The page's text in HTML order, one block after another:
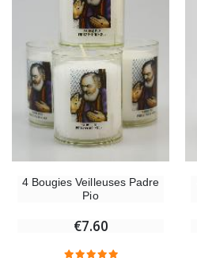
4 Bougies Veilleuses Padre
Pio
€7.60